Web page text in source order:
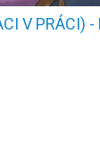
V PRÁCI) -